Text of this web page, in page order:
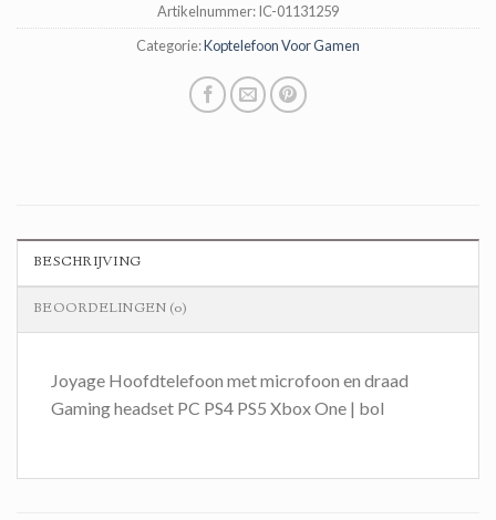
Artikelnummer:IC-01131259
Categorie:Koptelefoon Voor Gamen
BESCHRIJVING
BEOORDELINGEN (0)
Joyage Hoofdtelefoon met microfoon en draad
Gaming headset PC PS4 PS5 Xbox One | bol